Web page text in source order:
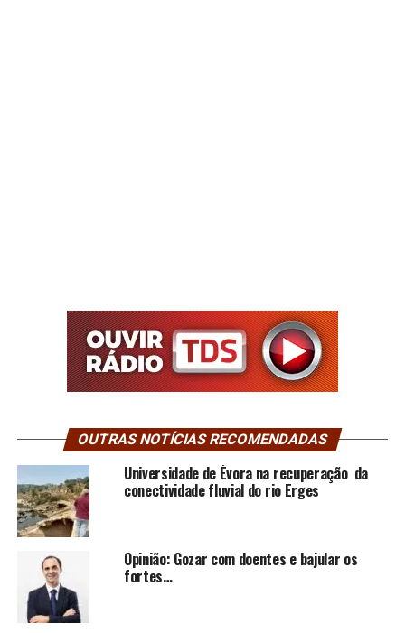
OUTRAS NOTÍCIAS RECOMENDADAS
Universidade de Évora na recuperação da
conectividade fluvial do rio Erges
Opinião: Gozar com doentes e bajular os
fortes…